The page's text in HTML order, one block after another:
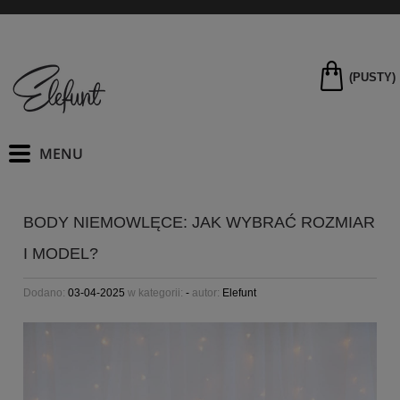
(PUSTY)
BODY NIEMOWLĘCE: JAK WYBRAĆ ROZMIAR
I MODEL?
Dodano: 03-04-2025 w kategorii: - autor: Elefunt